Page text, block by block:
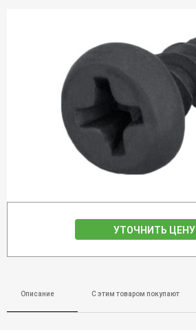
УТОЧНИТЬ ЦЕНУ
Описание С этим товаром покупают